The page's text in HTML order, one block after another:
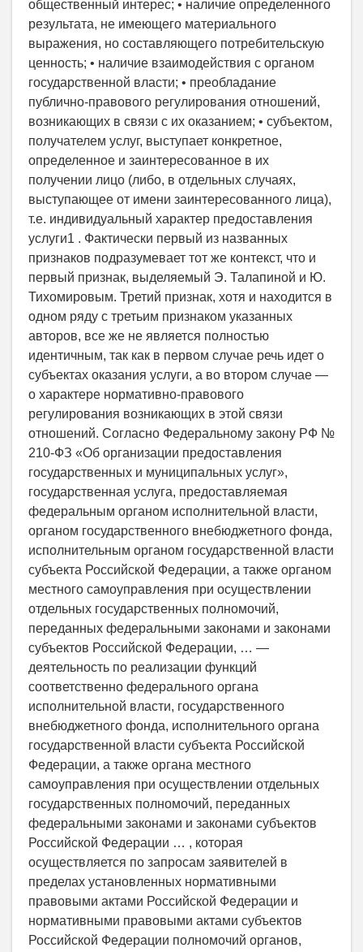
общественный интерес; • наличие определенного
результата, не имеющего материального
выражения, но составляющего потребительскую
ценность; • наличие взаимодействия с органом
государственной власти; • преобладание
публично-правового регулирования отношений,
возникающих в связи с их оказанием; • субъектом,
получателем услуг, выступает конкретное,
определенное и заинтересованное в их
получении лицо (либо, в отдельных случаях,
выступающее от имени заинтересованного лица),
т.е. индивидуальный характер предоставления
услуги1 . Фактически первый из названных
признаков подразумевает тот же контекст, что и
первый признак, выделяемый Э. Талапиной и Ю.
Тихомировым. Третий признак, хотя и находится в
одном ряду с третьим признаком указанных
авторов, все же не является полностью
идентичным, так как в первом случае речь идет о
субъектах оказания услуги, а во втором случае —
о характере нормативно-правового
регулирования возникающих в этой связи
отношений. Согласно Федеральному закону РФ №
210-ФЗ «Об организации предоставления
государственных и муниципальных услуг»,
государственная услуга, предоставляемая
федеральным органом исполнительной власти,
органом государственного внебюджетного фонда,
исполнительным органом государственной власти
субъекта Российской Федерации, а также органом
местного самоуправления при осуществлении
отдельных государственных полномочий,
переданных федеральными законами и законами
субъектов Российской Федерации, … —
деятельность по реализации функций
соответственно федерального органа
исполнительной власти, государственного
внебюджетного фонда, исполнительного органа
государственной власти субъекта Российской
Федерации, а также органа местного
самоуправления при осуществлении отдельных
государственных полномочий, переданных
федеральными законами и законами субъектов
Российской Федерации … , которая
осуществляется по запросам заявителей в
пределах установленных нормативными
правовыми актами Российской Федерации и
нормативными правовыми актами субъектов
Российской Федерации полномочий органов,